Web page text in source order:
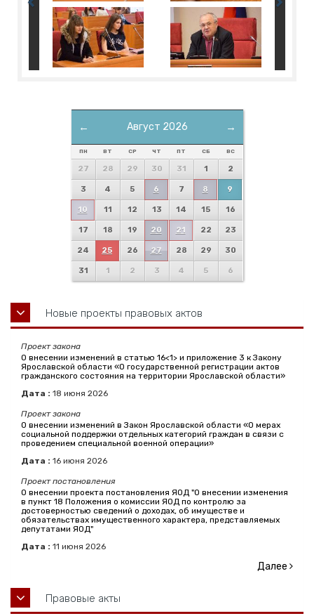
← →
Август 2026
ПН ВТ СР ЧТ ПТ СБ ВС
27 28 29 30 31 1 2
3 4 5 6 7 8 9
10 11 12 13 14 15 16
17 18 19 20 21 22 23
24 25 26 27 28 29 30
31 1 2 3 4 5 6
Новые проекты правовых актов
Проект закона
О внесении изменений в статью 16<1> и приложение 3 к Закону
Ярославской области «О государственной регистрации актов
гражданского состояния на территории Ярославской области»
Дата : 18 июня 2026
Проект закона
О внесении изменений в Закон Ярославской области «О мерах
социальной поддержки отдельных категорий граждан в связи с
проведением специальной военной операции»
Дата : 16 июня 2026
Проект постановления
О внесении проекта постановления ЯОД "О внесении изменения
в пункт 18 Положения о комиссии ЯОД по контролю за
достоверностью сведений о доходах, об имуществе и
обязательствах имущественного характера, представляемых
депутатами ЯОД"
Дата : 11 июня 2026
Далее
Правовые акты